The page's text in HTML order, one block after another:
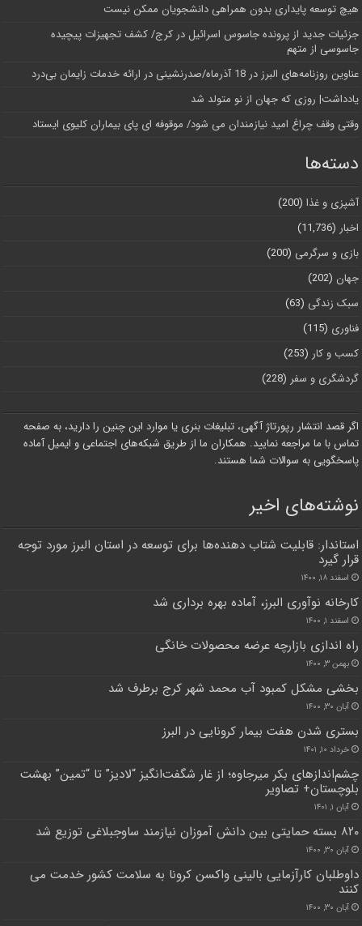
هیچ توسعه پایداری بدون همراهی دانشجویان ممکن نیست
جزئیات جدید از پرونده جاسوس اسرائیل در کرج/‌ کشف تجهیزات پیچیده
جاسوسی از متهم
عناوین روزنامه‌های البرز در ‌18 آذرماه/صدرنشینی در ارائه خدمات زایمان بی‌درد
یادداشت| روزی که جهان از نو متولد شد
وقتی وقف چراغ امید نیازمندان می شود/ موقوفه ای پای بیماران کلیوی ایستاد
دسته‌ها
آشپزی و غذا (200)
اخبار (11,736)
بازی و سرگرمی (200)
جهان (202)
سبک زندگی (63)
فناوری (115)
کسب و کار (253)
گردشگری و سفر (228)
اگر قصد انتشار رپورتاژ آگهی، تبلیغات بنری یا موارد این چنین را دارید، به صفحه
تماس با ما مراجعه نمایید. همکاران ما از طریق شبکه‌های اجتماعی و ایمیل آماده
پاسخگویی به سوالات شما هستند.
نوشته‌های اخیر
استاندار: قابلیت شتاب دهنده‌ها برای توسعه در استان البرز مورد توجه
قرار گیرد
اسفند ۱۸, ۱۴۰۰
کارخانه نوآوری البرز، آماده بهره برداری شد
اسفند ۱, ۱۴۰۰
راه اندازی بازارچه عرضه محصولات خانگی
بهمن ۳, ۱۴۰۰
بخشی مشکل کمبود آب محمد شهر کرج برطرف شد
آبان ۳۰, ۱۴۰۰
بستری شدن هفت بیمار کرونایی در البرز
خرداد ۱۰, ۱۴۰۱
چشم‌اندازهای بکر میرجاوه؛ از غار شگفت‌انگیز “لادیز” تا “تمین” بهشت
بلوچستان+ تصاویر
آبان ۱, ۱۴۰۱
۸۲۰ بسته حمایتی بین دانش آموزان نیازمند ساوجبلاغی توزیع شد
آبان ۳۰, ۱۴۰۰
داوطلبان کارآزمایی بالینی واکسن کرونا به سلامت کشور خدمت می
کنند
آبان ۳۰, ۱۴۰۰